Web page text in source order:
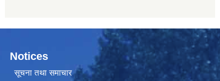
Notices
सूचना तथा समाचार